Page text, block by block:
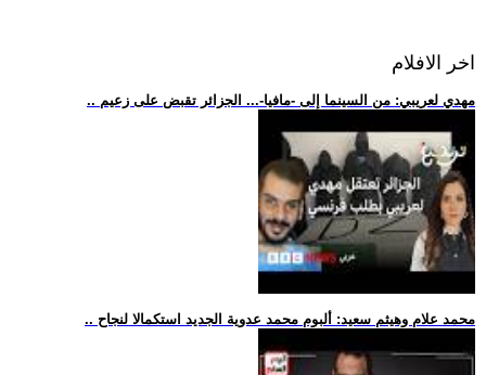
اخر الافلام
.. مهدي لعريبي: من السينما إلى -مافيا-... الجزائر تقبض على زعيم
.. محمد علام وهيثم سعيد: ألبوم محمد عدوية الجديد استكمالا لنجاح